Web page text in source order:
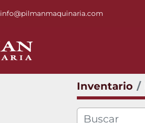
info@pilmanmaquinaria.com
Inventario